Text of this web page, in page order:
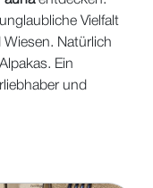
Vielfalt
Wiesen. Natürlich
Ein
und